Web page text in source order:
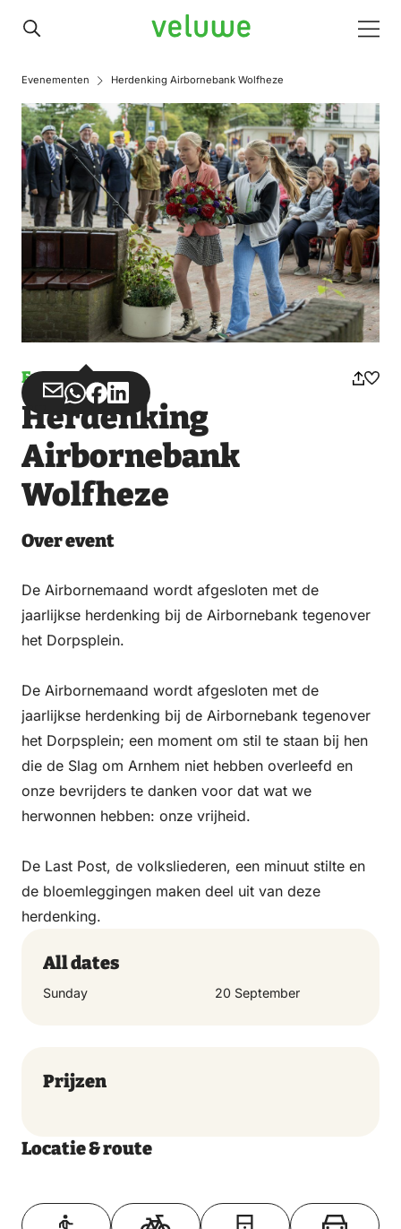
Veluwe
Evenementen Herdenking Airbornebank Wolfheze
Event
Share
via
Email
Share
via
WhatsApp
Share
on
Share
on
LinkedIn
Herdenking
Airbornebank
Wolfheze
Over event
De Airbornemaand wordt afgesloten met de
jaarlijkse herdenking bij de Airbornebank tegenover
het Dorpsplein.
De Airbornemaand wordt afgesloten met de
jaarlijkse herdenking bij de Airbornebank tegenover
het Dorpsplein; een moment om stil te staan bij hen
die de Slag om Arnhem niet hebben overleefd en
onze bevrijders te danken voor dat wat we
herwonnen hebben: onze vrijheid.
De Last Post, de volksliederen, een minuut stilte en
de bloemleggingen maken deel uit van deze
herdenking.
All dates
Sunday 20 September
Prijzen
Locatie & route
Toon op kaart